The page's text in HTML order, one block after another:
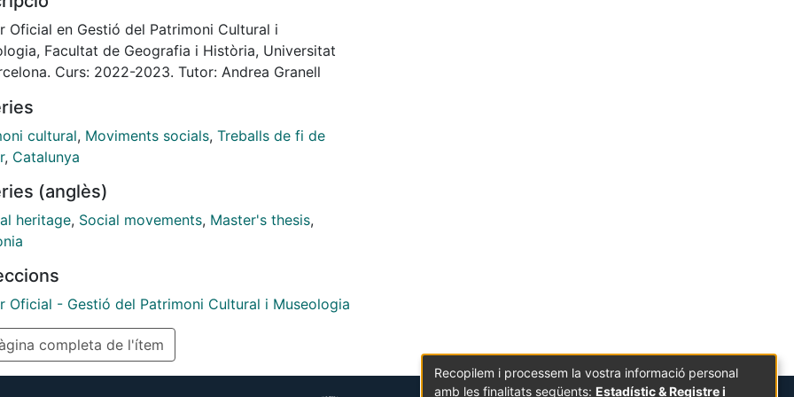
memorial dels moviments socials a Catalunya
1980
La proposta sorgeix com a resposta a la
de
se per
la societat i assolir els Objectius de
i difondre la
històrica d’una època que, per cronologia, queda
de la
per enfortir els moviments socials actuals i la
activa
en la transformació social
Oficial en Gestió del Patrimoni Cultural i
Facultat de Geografia i Història, Universitat
Curs: 2022-2023. Tutor: Andrea Granell
cultural, Moviments socials, Treballs de fi de
, Catalunya
(anglès)
heritage, Social movements, Master's thesis,
Oficial - Gestió del Patrimoni Cultural i Museologia
completa de l'ítem
Recopilem i processem la vostra informació personal
amb les finalitats següents: Estadístic & Registre i